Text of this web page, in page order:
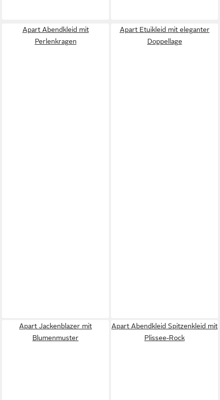
Apart Abendkleid mit
Perlenkragen
Apart Etuikleid mit eleganter
Doppellage
Apart Jackenblazer mit
Blumenmuster
Apart Abendkleid Spitzenkleid mit
Plissee-Rock